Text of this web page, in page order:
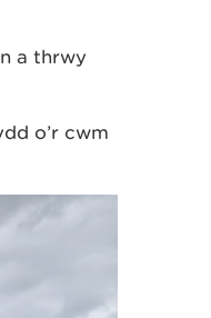
a thrwy
o’r cwm